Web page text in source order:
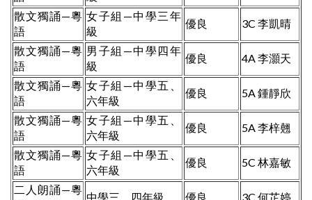
散文獨誦—粵
語
女子組—中學三年
級
優良 3C 李凱晴
散文獨誦—粵
語
男子組—中學四年
級
優良 4A 李灝天
散文獨誦—粵
語
女子組—中學五、
六年級
優良 5A 鍾靜欣
散文獨誦—粵
語
女子組—中學五、
六年級
優良 5A 李梓翹
散文獨誦—粵
語
女子組—中學五、
六年級
優良 5C 林嘉敏
二人朗誦—粵
中學三、四年級 優良 3C 何芷婷